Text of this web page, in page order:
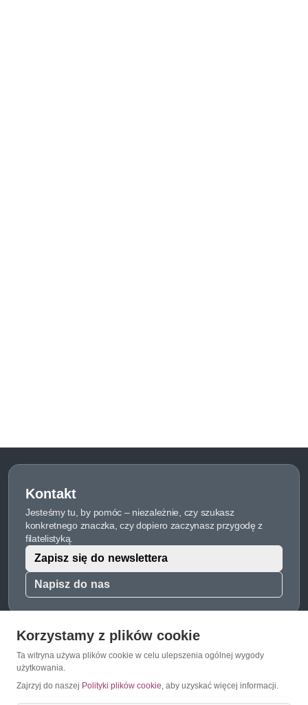
Kontakt
Jesteśmy tu, by pomóc – niezależnie, czy szukasz
konkretnego znaczka, czy dopiero zaczynasz przygodę z
filatelistyką.
Napisz do nas
Zapisz się do newslettera
O Znaczkopol.pl
O nas
Korzystamy z plików cookie
Ta witryna używa plików cookie w celu ulepszenia ogólnej wygody
użytkowania.
Zajrzyj do naszej Polityki plików cookie, aby uzyskać więcej informacji.